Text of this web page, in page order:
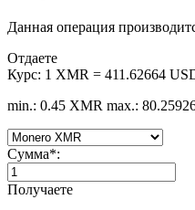
Данная операция
Отдаете
Курс: 1 XMR = 411.62664
min.: 0.45 XMR max.:
Сумма*:
Получаете